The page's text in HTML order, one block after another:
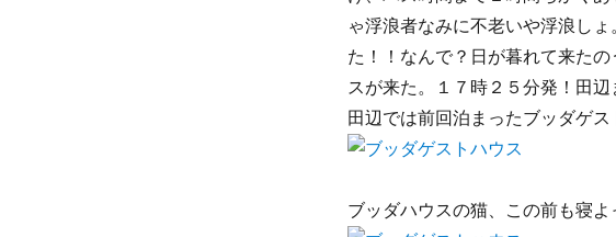
ゃ浮浪者なみに不老いや浮浪し
た！！なんで？日が暮れて来た
スが来た。１７時２５分発！田辺
田辺では前回泊まったブッダゲス
ブッダハウスの猫、この前も寝